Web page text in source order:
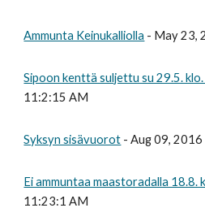
Ammunta Keinukalliolla - May 23,
Sipoon kenttä suljettu su 29.5.
11:2:15 AM
Syksyn sisävuorot - Aug 09,
Ei ammuntaa maastoradalla 18.8.
11:23:1 AM